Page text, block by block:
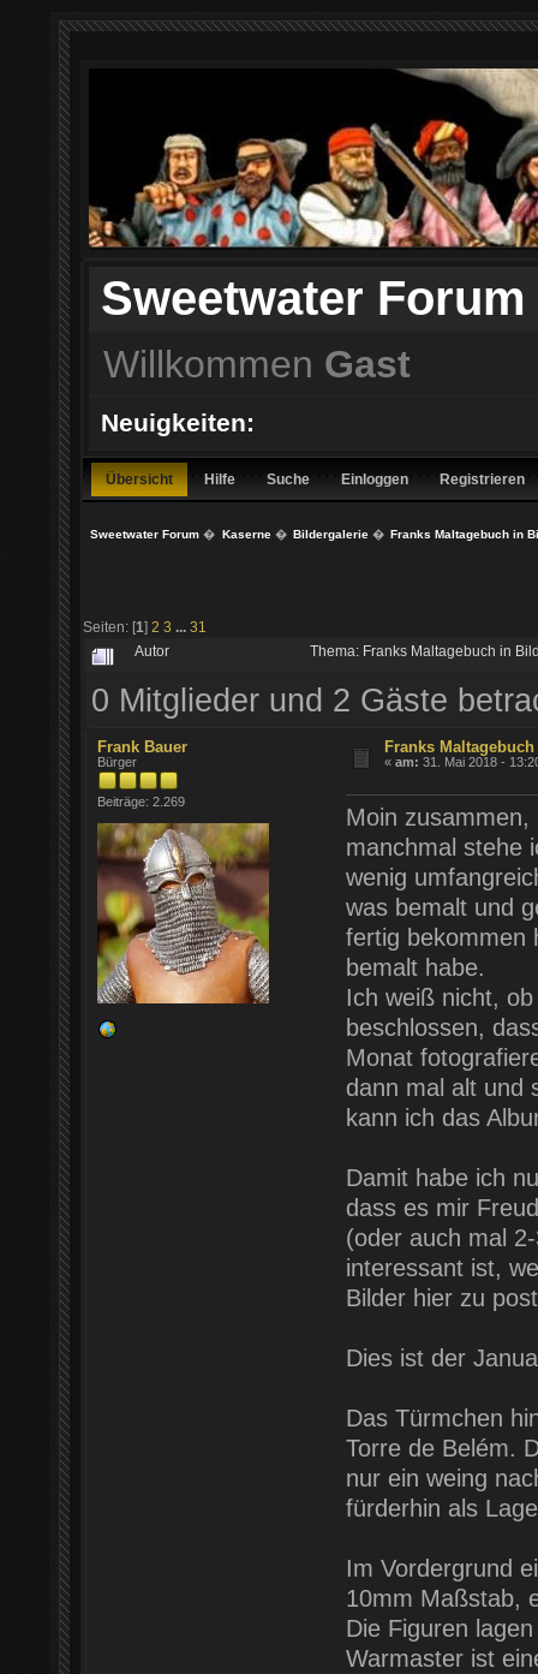
Sweetwater Forum
Willkommen Gast
Neuigkeiten:
Übersicht Hilfe Suche Einloggen Registrieren
Sweetwater Forum � Kaserne� Bildergalerie� Franks Maltagebuch in
Seiten: [1] 2 3 ... 31
Autor Thema: Franks Maltagebuch in
0 Mitglieder und 2 Gäste
Frank Bauer
Bürger
Beiträge: 2.269
Franks
«am: 31. Mai 2018 -
Moin zusammen,
manchmal stehe
wenig
was bemalt und
fertig bekommen
bemalt habe.
Ich weiß nicht,
beschlossen,
Monat
dann mal alt und
kann ich das
Damit habe ich
dass es mir
(oder auch mal
interessant ist,
Bilder hier zu
Dies ist der
Das Türmchen
Torre de Belém.
nur ein weing
fürderhin als
Im Vordergrund
10mm Maßstab,
Die Figuren
Warmaster ist